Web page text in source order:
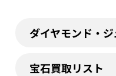
ダイヤモンド・
宝石買取リスト